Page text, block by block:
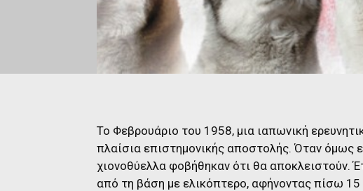
Το Φεβρουάριο του 1958, μια ιαπωνική
πλαίσια επιστημονικής αποστολής. Όταν όμως
χιονοθύελλα φοβήθηκαν ότι θα αποκλειστούν.
από τη βάση με ελικόπτερο, αφήνοντας πίσω